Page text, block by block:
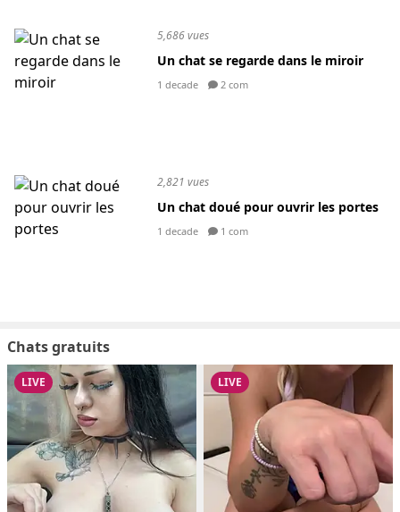
5,686 vues
Un chat se regarde dans le miroir
1 decade 2 com
2,821 vues
Un chat doué pour ouvrir les portes
1 decade 1 com
Chats gratuits